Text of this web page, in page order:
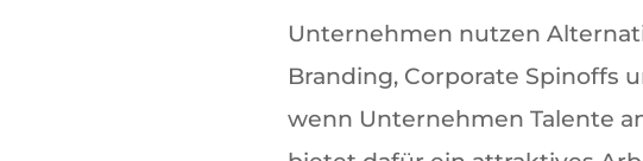
Unternehmen nutzen
Branding, Corporate Spinoffs
wenn Unternehmen Talente